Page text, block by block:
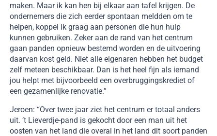
maken. Maar ik kan hen bij elkaar aan tafel krijgen. De
ondernemers die zich eerder spontaan meldden om te
helpen, koppel ik graag aan personen die hun hulp
kunnen gebruiken. Zeker aan de rand van het centrum
gaan panden opnieuw bestemd worden en de uitvoering
daarvan kost geld. Niet alle eigenaren hebben het budget
zelf meteen beschikbaar. Dan is het heel fijn als iemand
jou helpt met bijvoorbeeld een overbruggingskrediet of
een gezamenlijke renovatie.”
Jeroen: “Over twee jaar ziet het centrum er totaal anders
uit. ’t Lieverdje-pand is gekocht door een man uit het
oosten van het land die overal in het land dit soort panden